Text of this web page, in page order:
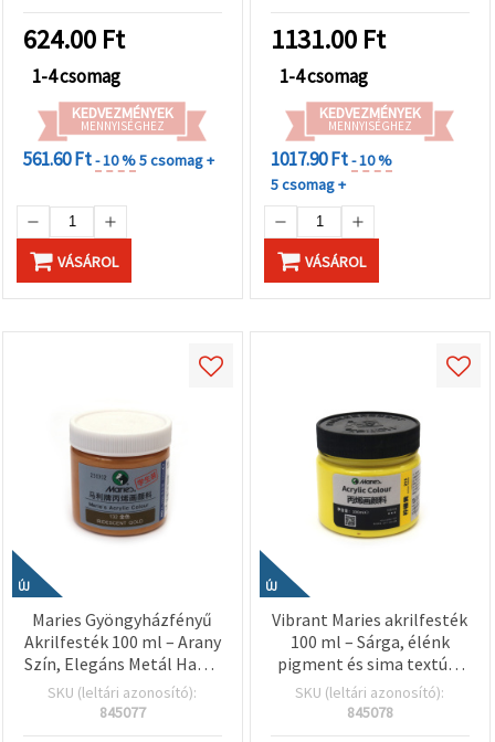
kézműves projektekhez
624.00 Ft
1-4 csomag
KEDVEZMÉNYEK
MENNYISÉGHEZ
561.60 Ft- 10 %5 csomag +
VÁSÁROL
1131.00 Ft
1-4 csomag
KEDVEZMÉNYEK
MENNYISÉGHEZ
1017.90 Ft- 10 %
5 csomag +
VÁSÁROL
ÚJ
Maries Gyöngyházfényű
Akrilfesték 100 ml – Arany
Szín, Elegáns Metál Hatás
Dekorációhoz, Hobbi
Kreatív Kézműves és DIY
SKU (leltári azonosító):
845077
ÚJ
Vibrant Maries akrilfesték
100 ml – Sárga, élénk
pigment és sima textúra
művészeknek, diákoknak
és kreatív DIY hobbi- és
SKU (leltári azonosító):
845078